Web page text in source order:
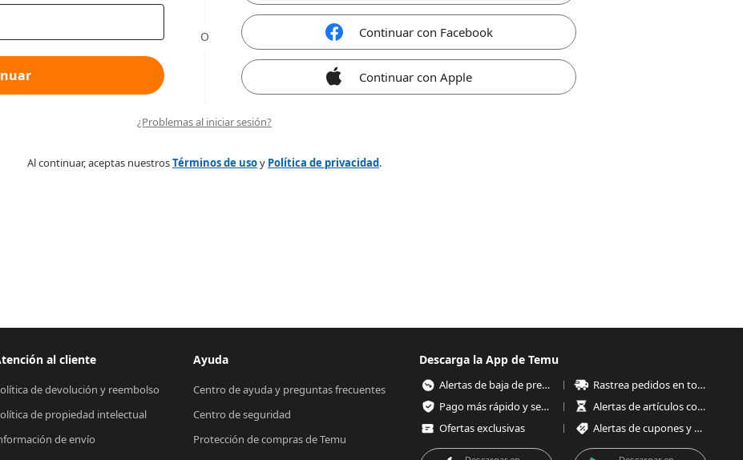
O Continuar con Facebook
Continuar con Apple
¿Problemas al iniciar sesión?
Al continuar, aceptas nuestrosTérminos de usoy Política de privacidad.
al cliente
de devolución y reembolso
de propiedad intelectual
de envío
Ayuda
Centro de ayuda y preguntas frecuentes
Centro de seguridad
Protección de compras de Temu
Descarga la App de Temu
Alertas de baja de precios
Rastrea pedidos en todo momento
Pago más rápido y seguro
Alertas de artículos con poco stock
Ofertas exclusivas
Alertas de cupones y ofertas